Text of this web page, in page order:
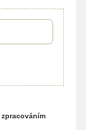
zpracováním